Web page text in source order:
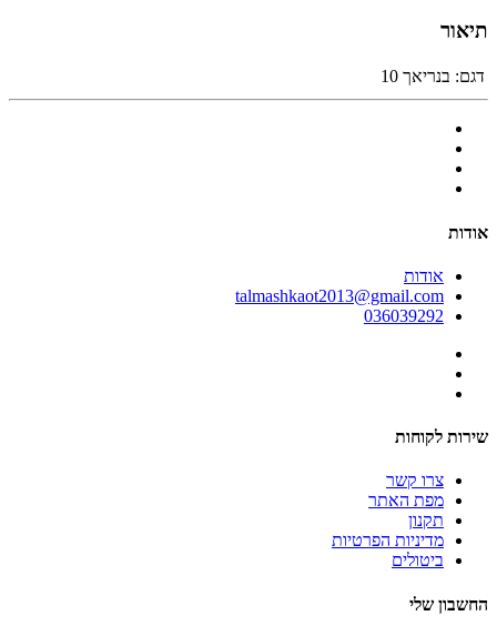
תיאור
דגם: בנריאך 10
אודות
אודות
talmashkaot2013@gmail.com
036039292
שירות לקוחות
צרו קשר
מפת האתר
תקנון
מדיניות הפרטיות
ביטולים
החשבון שלי